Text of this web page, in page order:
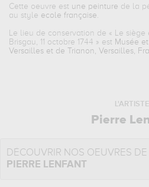
Cette oeuvre est une peinture de la
au style ecole française.
Le lieu de conservation de « Le siège
Brisgau, 11 octobre 1744 » est Musée
Versailles et de Trianon, Versailles,
L'ARTISTE
Pierre
DÉCOUVRIR NOS OEUVRES DE
PIERRE LENFANT